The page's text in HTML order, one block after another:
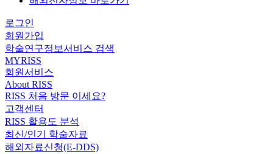
로그인
회원가입
학술연구정보서비스 검색
MYRISS
회원서비스
About RISS
RISS 처음 방문 이세요?
고객센터
RISS 활용도 분석
최신/인기 학술자료
해외자료신청(E-DDS)